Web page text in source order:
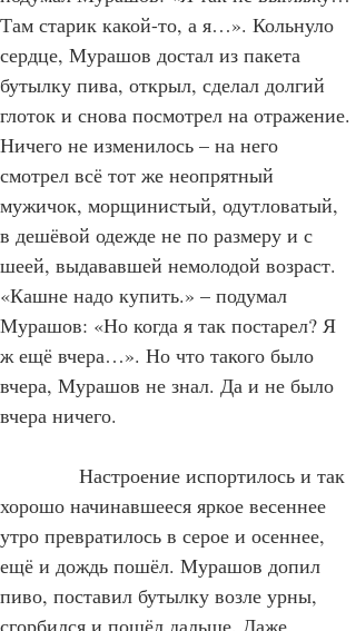
подумал Мурашов: «Я так не выгляжу…
Там старик какой-то, а я…». Кольнуло
сердце, Мурашов достал из пакета
бутылку пива, открыл, сделал долгий
глоток и снова посмотрел на отражение.
Ничего не изменилось – на него
смотрел всё тот же неопрятный
мужичок, морщинистый, одутловатый,
в дешёвой одежде не по размеру и с
шеей, выдававшей немолодой возраст.
«Кашне надо купить.» – подумал
Мурашов: «Но когда я так постарел? Я
ж ещё вчера…». Но что такого было
вчера, Мурашов не знал. Да и не было
вчера ничего.
Настроение испортилось и так
хорошо начинавшееся яркое весеннее
утро превратилось в серое и осеннее,
ещё и дождь пошёл. Мурашов допил
пиво, поставил бутылку возле урны,